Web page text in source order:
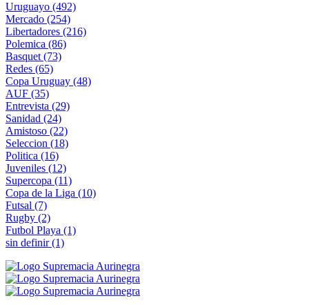
Uruguayo (492)
Mercado (254)
Libertadores (216)
Polemica (86)
Basquet (73)
Redes (65)
Copa Uruguay (48)
AUF (35)
Entrevista (29)
Sanidad (24)
Amistoso (22)
Seleccion (18)
Politica (16)
Juveniles (12)
Supercopa (11)
Copa de la Liga (10)
Futsal (7)
Rugby (2)
Futbol Playa (1)
sin definir(1)